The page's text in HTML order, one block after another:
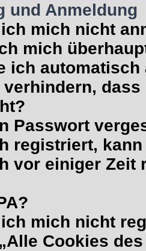
und Anmeldung
mich nicht
mich
ich automatisch
Passwort
registriert,
vor einiger
mich nicht
Cookies